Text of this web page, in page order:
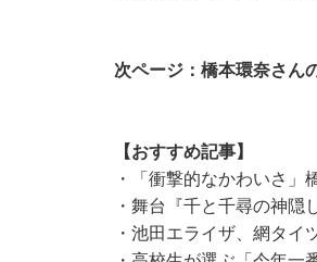
次ページ：橋本環奈さん
【おすすめ記事】
・
「衝撃的なかわいさ」
・ 舞台『千と千尋の神隠
・ 池田エライザ、網タイ